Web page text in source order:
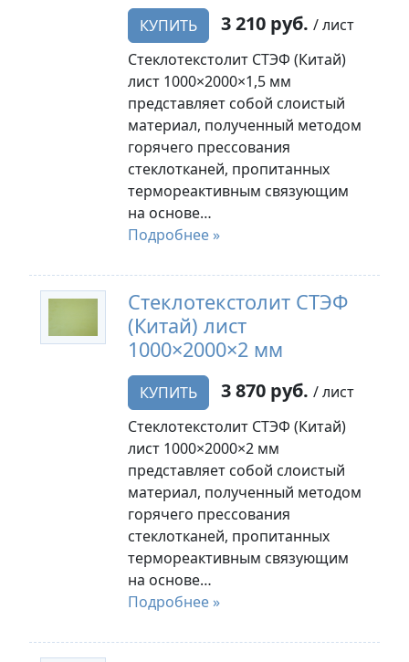
КУПИТЬ 3 210 руб. / лист
Стеклотекстолит СТЭФ (Китай)
лист 1000×2000×1,5 мм
представляет собой слоистый
материал, полученный методом
горячего прессования
стеклотканей, пропитанных
термореактивным связующим
на основе…
Подробнее »
Стеклотекстолит СТЭФ
(Китай) лист
1000×2000×2 мм
КУПИТЬ 3 870 руб. / лист
Стеклотекстолит СТЭФ (Китай)
лист 1000×2000×2 мм
представляет собой слоистый
материал, полученный методом
горячего прессования
стеклотканей, пропитанных
термореактивным связующим
на основе…
Подробнее »